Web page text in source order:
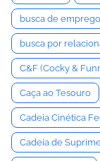
busca de emprego
busca por
C&F (Cocky &
Caça ao Tesouro
Cadeia Cinética
Cadeia de